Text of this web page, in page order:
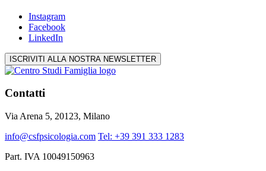
Instagram
Facebook
LinkedIn
ISCRIVITI ALLA NOSTRA NEWSLETTER
Contatti
Via Arena 5, 20123, Milano
info@csfpsicologia.com Tel: +39 391 333 1283
Part. IVA 10049150963